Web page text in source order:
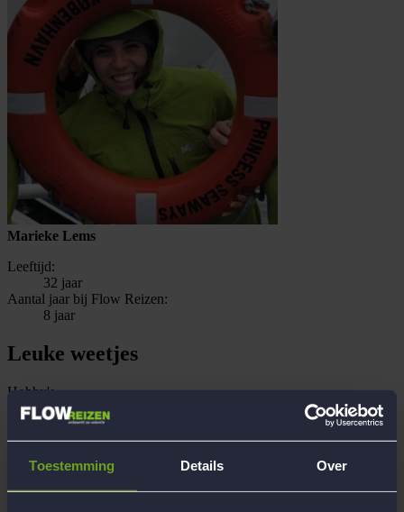
Toestemming Details Over
Marieke Lems
Leeftijd:
32 jaar
Aantal jaar bij Flow Reizen:
8 jaar
Leuke weetjes
Hobby's
Op vakantie gaan!! :) Daarnaast vind ik het leuk om gezellige
dingen te ondernemen met vrienden en familie, ben ik graag
actief (volleybal, voetbal, wielrennen, wandelen) en eet ik
Opleiding/beroep
Woongebeleider Thomashuis